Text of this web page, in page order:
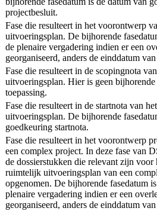
projectbesluit.
Fase die resulteert in het voorontwerp
uitvoeringsplan. De bijhorende
de plenaire vergadering indien er een
georganiseerd, anders de einddatum
Fase die resulteert in de scopingnota
uitvoeringsplan. Hier is geen bijhorende
toepassing.
Fase die resulteert in de startnota van
uitvoeringsplan. De bijhorende
goedkeuring startnota.
Fase die resulteert in het voorontwerp
een complex project. In deze fase van
de dossierstukken die relevant zijn
ruimtelijk uitvoeringsplan van een
opgenomen. De bijhorende fasedatum
plenaire vergadering indien er een
georganiseerd, anders de einddatum